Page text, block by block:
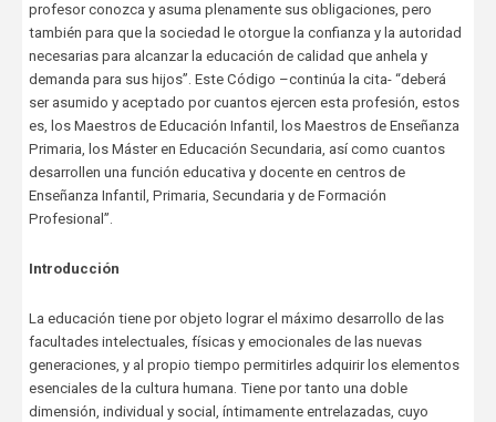
profesor conozca y asuma plenamente sus obligaciones, pero
también para que la sociedad le otorgue la confianza y la autoridad
necesarias para alcanzar la educación de calidad que anhela y
demanda para sus hijos”. Este Código –continúa la cita- “deberá
ser asumido y aceptado por cuantos ejercen esta profesión, estos
es, los Maestros de Educación Infantil, los Maestros de Enseñanza
Primaria, los Máster en Educación Secundaria, así como cuantos
desarrollen una función educativa y docente en centros de
Enseñanza Infantil, Primaria, Secundaria y de Formación
Profesional”.
Introducción
La educación tiene por objeto lograr el máximo desarrollo de las
facultades intelectuales, físicas y emocionales de las nuevas
generaciones, y al propio tiempo permitirles adquirir los elementos
esenciales de la cultura humana. Tiene por tanto una doble
dimensión, individual y social, íntimamente entrelazadas, cuyo